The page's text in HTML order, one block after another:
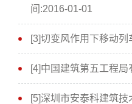
间:2016-01-01
[3]切变风作用下移动
[4]中国建筑第五工程
[5]深圳市安泰科建筑